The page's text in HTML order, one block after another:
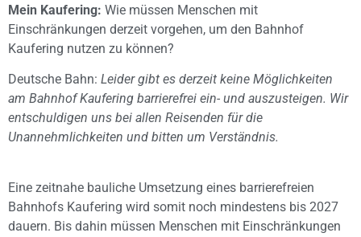
Mein Kaufering: Wie müssen Menschen mit
Einschränkungen derzeit vorgehen, um den Bahnhof
Kaufering nutzen zu können?
Deutsche Bahn: Leider gibt es derzeit keine Möglichkeiten
am Bahnhof Kaufering barrierefrei ein- und auszusteigen. Wir
entschuldigen uns bei allen Reisenden für die
Unannehmlichkeiten und bitten um Verständnis.
Eine zeitnahe bauliche Umsetzung eines barrierefreien
Bahnhofs Kaufering wird somit noch mindestens bis 2027
dauern. Bis dahin müssen Menschen mit Einschränkungen